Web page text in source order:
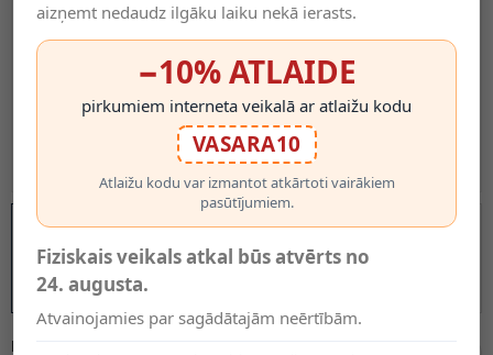
MODELIS:
aizņemt nedaudz ilgāku laiku nekā ierasts.
−10% ATLAIDE
pirkumiem interneta veikalā ar atlaižu kodu
VASARA10
Atlaižu kodu var izmantot atkārtoti vairākiem
pasūtījumiem.
Fiziskais veikals atkal būs atvērts no
24. augusta.
Atvainojamies par sagādātajām neērtībām.